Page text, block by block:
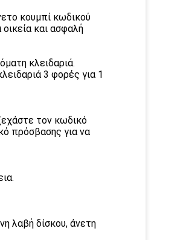
κουμπί κωδικού
και ασφαλή
κλειδαριά.
3 φορές για 1
τον κωδικό
πρόσβασης για να
λαβή δίσκου, άνετη